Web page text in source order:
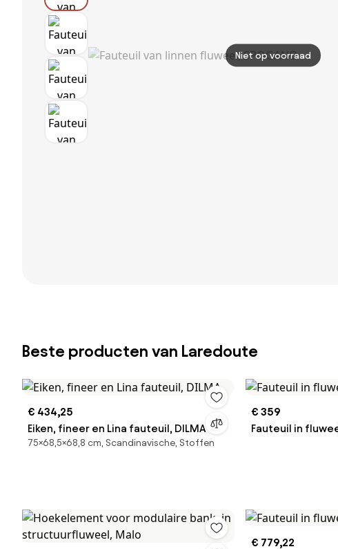
Niet op voorraad
Beste producten van Laredoute
€ 434,25
Eiken, fineer en Lina fauteuil, DILMA
75×68,5×68,8 cm, Scandinavische, Stoffen
€ 359
Fauteuil in
€ 779,22